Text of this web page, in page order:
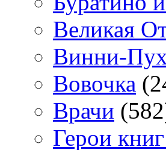
Великая
Винни-
Вовочка
Врачи
Герои